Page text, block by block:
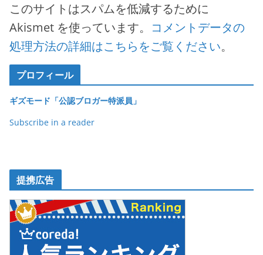
このサイトはスパムを低減するために
Akismet を使っています。 コメントデータの
処理方法の詳細はこちらをご覧ください。
プロフィール
ギズモード「公認ブロガー特派員」
Subscribe in a reader
提携広告